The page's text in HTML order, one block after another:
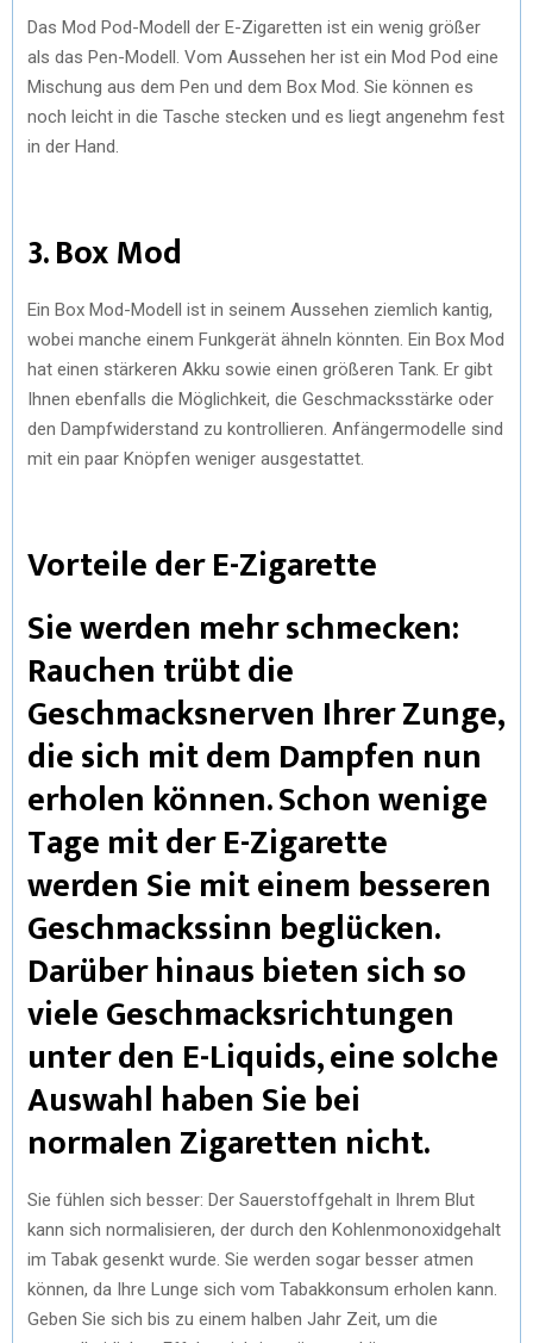
Das Mod Pod-Modell der E-Zigaretten ist ein wenig größer
als das Pen-Modell. Vom Aussehen her ist ein Mod Pod eine
Mischung aus dem Pen und dem Box Mod. Sie können es
noch leicht in die Tasche stecken und es liegt angenehm fest
in der Hand.
3. Box Mod
Ein Box Mod-Modell ist in seinem Aussehen ziemlich kantig,
wobei manche einem Funkgerät ähneln könnten. Ein Box Mod
hat einen stärkeren Akku sowie einen größeren Tank. Er gibt
Ihnen ebenfalls die Möglichkeit, die Geschmacksstärke oder
den Dampfwiderstand zu kontrollieren. Anfängermodelle sind
mit ein paar Knöpfen weniger ausgestattet.
Vorteile der E-Zigarette
Sie werden mehr schmecken:
Rauchen trübt die
Geschmacksnerven Ihrer Zunge,
die sich mit dem Dampfen nun
erholen können. Schon wenige
Tage mit der E-Zigarette
werden Sie mit einem besseren
Geschmackssinn beglücken.
Darüber hinaus bieten sich so
viele Geschmacksrichtungen
unter den E-Liquids, eine solche
Auswahl haben Sie bei
normalen Zigaretten nicht.
Sie fühlen sich besser: Der Sauerstoffgehalt in Ihrem Blut
kann sich normalisieren, der durch den Kohlenmonoxidgehalt
im Tabak gesenkt wurde. Sie werden sogar besser atmen
können, da Ihre Lunge sich vom Tabakkonsum erholen kann.
Geben Sie sich bis zu einem halben Jahr Zeit, um die